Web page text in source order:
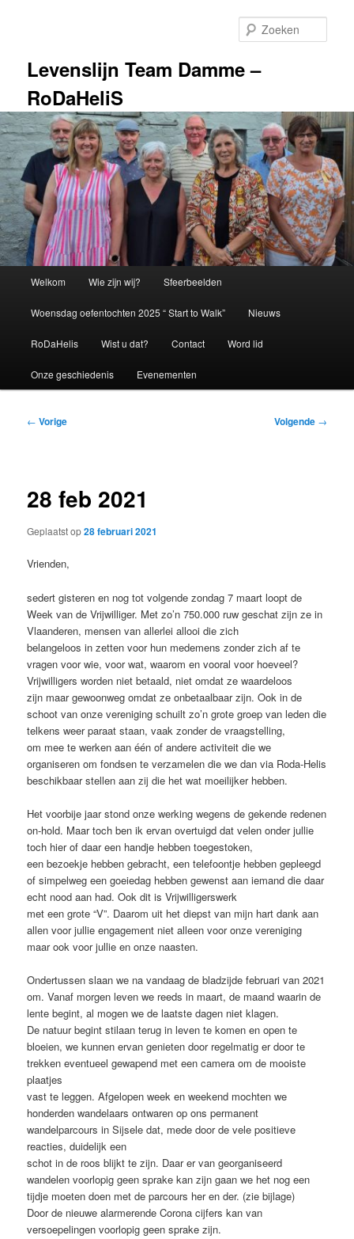
inhoudLevenslijn Team Damme –
RoDaHeliS
Welkom Wie zijn wij? Sfeerbeelden
Woensdag oefentochten 2025 “ Start to Walk” Nieuws
RoDaHelis Wist u dat? Contact Word lid
Onze geschiedenis Evenementen
Bericht
← Vorige Volgende →
28 feb 2021
Geplaatst op28 februari 2021
Vrienden,
sedert gisteren en nog tot volgende zondag 7 maart loopt de
Week van de Vrijwilliger. Met zo’n 750.000 ruw geschat zijn ze in
Vlaanderen, mensen van allerlei allooi die zich
belangeloos in zetten voor hun medemens zonder zich af te
vragen voor wie, voor wat, waarom en vooral voor hoeveel?
Vrijwilligers worden niet betaald, niet omdat ze waardeloos
zijn maar gewoonweg omdat ze onbetaalbaar zijn. Ook in de
schoot van onze vereniging schuilt zo’n grote groep van leden die
telkens weer paraat staan, vaak zonder de vraagstelling,
om mee te werken aan één of andere activiteit die we
organiseren om fondsen te verzamelen die we dan via Roda-Helis
beschikbaar stellen aan zij die het wat moeilijker hebben.
Het voorbije jaar stond onze werking wegens de gekende redenen
on-hold. Maar toch ben ik ervan overtuigd dat velen onder jullie
toch hier of daar een handje hebben toegestoken,
een bezoekje hebben gebracht, een telefoontje hebben gepleegd
of simpelweg een goeiedag hebben gewenst aan iemand die daar
echt nood aan had. Ook dit is Vrijwilligerswerk
met een grote “V”. Daarom uit het diepst van mijn hart dank aan
allen voor jullie engagement niet alleen voor onze vereniging
maar ook voor jullie en onze naasten.
Ondertussen slaan we na vandaag de bladzijde februari van 2021
om. Vanaf morgen leven we reeds in maart, de maand waarin de
lente begint, al mogen we de laatste dagen niet klagen.
De natuur begint stilaan terug in leven te komen en open te
bloeien, we kunnen ervan genieten door regelmatig er door te
trekken eventueel gewapend met een camera om de mooiste
plaatjes
vast te leggen. Afgelopen week en weekend mochten we
honderden wandelaars ontwaren op ons permanent
wandelparcours in Sijsele dat, mede door de vele positieve
reacties, duidelijk een
schot in de roos blijkt te zijn. Daar er van georganiseerd
wandelen voorlopig geen sprake kan zijn gaan we het nog een
tijdje moeten doen met de parcours her en der. (zie bijlage)
Door de nieuwe alarmerende Corona cijfers kan van
versoepelingen voorlopig geen sprake zijn.